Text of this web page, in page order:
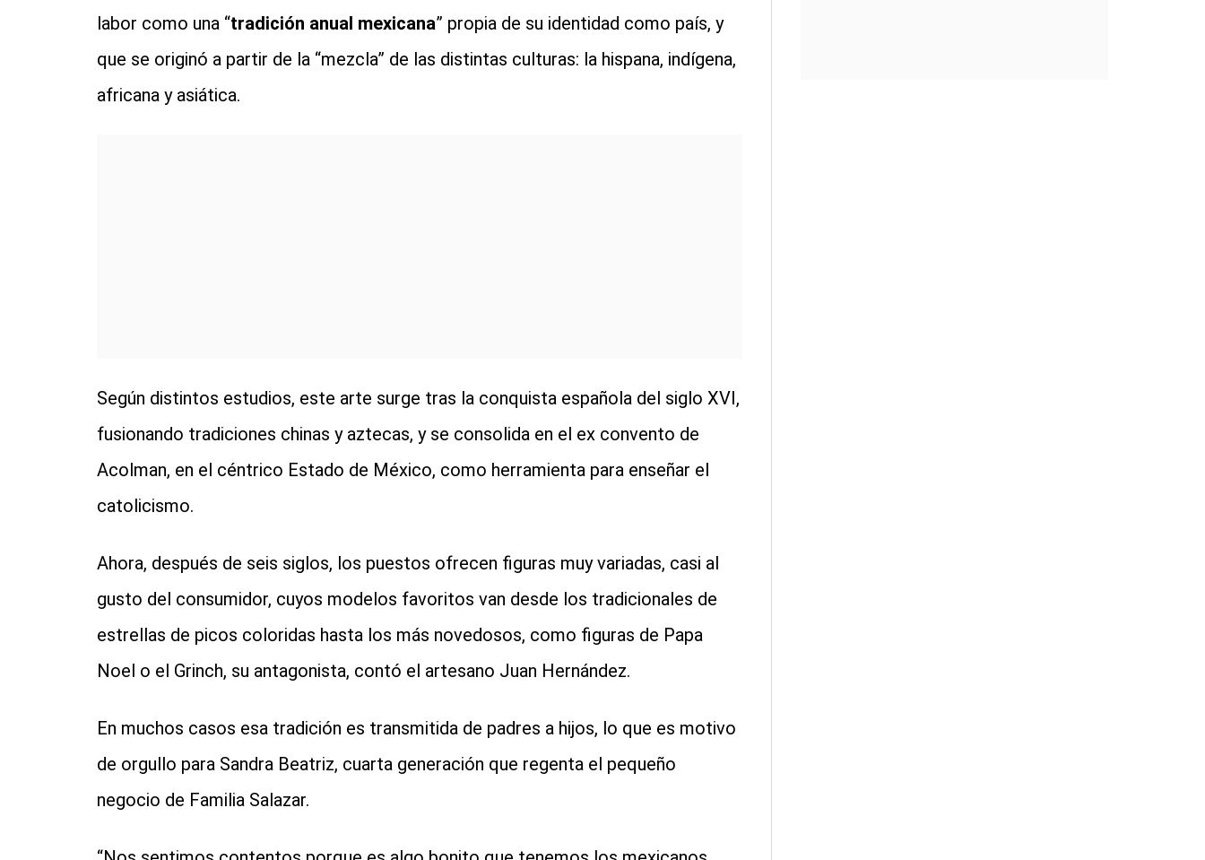
labor como una “tradición anual mexicana” propia de su identidad como país, y
que se originó a partir de la “mezcla” de las distintas culturas: la hispana, indígena,
africana y asiática.
Según distintos estudios, este arte surge tras la conquista española del siglo XVI,
fusionando tradiciones chinas y aztecas, y se consolida en el ex convento de
Acolman, en el céntrico Estado de México, como herramienta para enseñar el
catolicismo.
Ahora, después de seis siglos, los puestos ofrecen figuras muy variadas, casi al
gusto del consumidor, cuyos modelos favoritos van desde los tradicionales de
estrellas de picos coloridas hasta los más novedosos, como figuras de Papa
Noel o el Grinch, su antagonista, contó el artesano Juan Hernández.
En muchos casos esa tradición es transmitida de padres a hijos, lo que es motivo
de orgullo para Sandra Beatriz, cuarta generación que regenta el pequeño
negocio de Familia Salazar.